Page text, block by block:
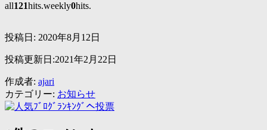
all121hits.weekly0hits.
投稿日: 2020年8月12日
投稿更新日:2021年2月22日
作成者: ajari
カテゴリー: お知らせ